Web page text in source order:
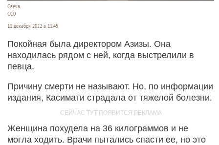
Свеча.
CC0
11 декабря 2022 в 11:45
Покойная была директором Азизы. Она
находилась рядом с ней, когда выстрелили в
певца.
Причину смерти не называют. Но, по информации
издания, Касимати страдала от тяжелой болезни.
Женщина похудела на 36 килограммов и не
могла ходить. Врачи пытались спасти ее, но это